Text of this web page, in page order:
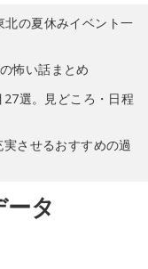
の夏休みイベント一
怖い話まとめ
27選。見どころ・日程
実させるおすすめの過
タ